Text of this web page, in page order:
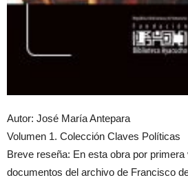
Autor: José María Antepara
Volumen 1. Colección Claves Políticas
Breve reseña: En esta obra por
documentos del archivo de Francisco